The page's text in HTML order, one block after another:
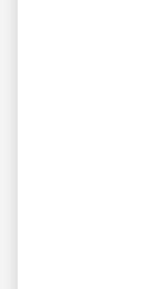
estimée
●
sous-
sous-
●